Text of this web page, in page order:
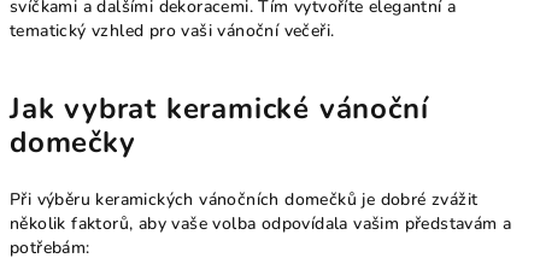
svíčkami a dalšími dekoracemi. Tím vytvoříte elegantní a
tematický vzhled pro vaši vánoční večeři.
Jak vybrat keramické vánoční
domečky
Při výběru keramických vánočních domečků je dobré zvážit
několik faktorů, aby vaše volba odpovídala vašim představám a
potřebám: